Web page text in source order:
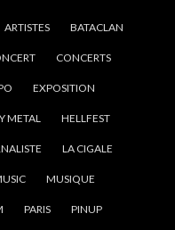
ARTISTES BATACLAN
CONCERTS
EXPOSITION
METAL HELLFEST
LA CIGALE
MUSIQUE
PARIS PINUP